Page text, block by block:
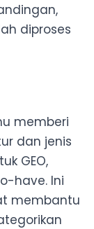
diproses
memberi
dan jenis
GEO,
have. Ini
membantu